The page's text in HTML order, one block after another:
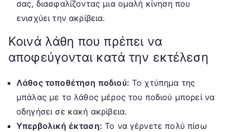
σας, διασφαλίζοντας μια ομαλή κίνηση που
ενισχύει την ακρίβεια.
Κοινά λάθη που πρέπει να
αποφεύγονται κατά την εκτέλεση
Λάθος τοποθέτηση ποδιού: Το χτύπημα της
μπάλας με το λάθος μέρος του ποδιού μπορεί να
οδηγήσει σε κακή ακρίβεια.
Υπερβολική έκταση: Το να γέρνετε πολύ πίσω